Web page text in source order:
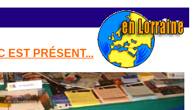
EST PRÉSENT...